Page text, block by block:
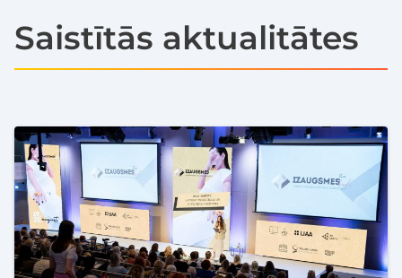
Saistītās aktualitātes